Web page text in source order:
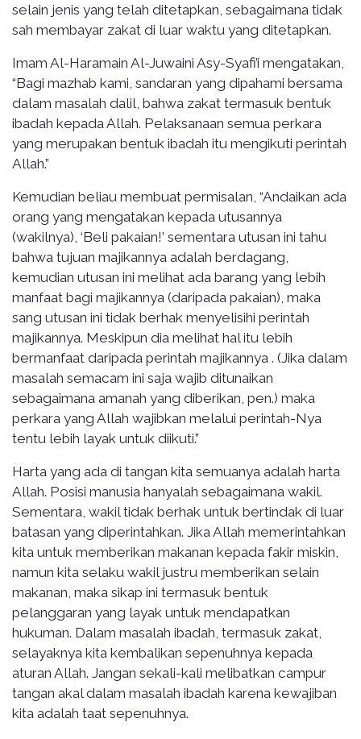
selain jenis yang telah ditetapkan, sebagaimana tidak
sah membayar zakat di luar waktu yang ditetapkan.
Imam Al-Haramain Al-Juwaini Asy-Syafi’i mengatakan,
“Bagi mazhab kami, sandaran yang dipahami bersama
dalam masalah dalil, bahwa zakat termasuk bentuk
ibadah kepada Allah. Pelaksanaan semua perkara
yang merupakan bentuk ibadah itu mengikuti perintah
Allah.”
Kemudian beliau membuat permisalan, “Andaikan ada
orang yang mengatakan kepada utusannya
(wakilnya), ‘Beli pakaian!’ sementara utusan ini tahu
bahwa tujuan majikannya adalah berdagang,
kemudian utusan ini melihat ada barang yang lebih
manfaat bagi majikannya (daripada pakaian), maka
sang utusan ini tidak berhak menyelisihi perintah
majikannya. Meskipun dia melihat hal itu lebih
bermanfaat daripada perintah majikannya . (Jika dalam
masalah semacam ini saja wajib ditunaikan
sebagaimana amanah yang diberikan, pen.) maka
perkara yang Allah wajibkan melalui perintah-Nya
tentu lebih layak untuk diikuti.”
Harta yang ada di tangan kita semuanya adalah harta
Allah. Posisi manusia hanyalah sebagaimana wakil.
Sementara, wakil tidak berhak untuk bertindak di luar
batasan yang diperintahkan. Jika Allah memerintahkan
kita untuk memberikan makanan kepada fakir miskin,
namun kita selaku wakil justru memberikan selain
makanan, maka sikap ini termasuk bentuk
pelanggaran yang layak untuk mendapatkan
hukuman. Dalam masalah ibadah, termasuk zakat,
selayaknya kita kembalikan sepenuhnya kepada
aturan Allah. Jangan sekali-kali melibatkan campur
tangan akal dalam masalah ibadah karena kewajiban
kita adalah taat sepenuhnya.